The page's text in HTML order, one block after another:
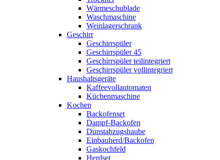
Wärmeschublade
Waschmaschine
Weinlagerschrank
Geschirr
Geschirrspüler
Geschirrspüler 45
Geschirrspüler teilintegriert
Geschirrspüler vollintegriert
Haushaltsgeräte
Kaffeevollautomaten
Küchenmaschine
Kochen
Backofenset
Dampf-Backofen
Dunstabzugshaube
Einbauherd/Backofen
Gaskochfeld
Herdset